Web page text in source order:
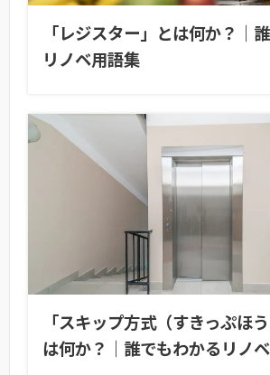
「レジスター」とは何か？｜
リノベ用語集
「スキップ方式（すきっぷほ
は何か？｜誰でもわかるリノ